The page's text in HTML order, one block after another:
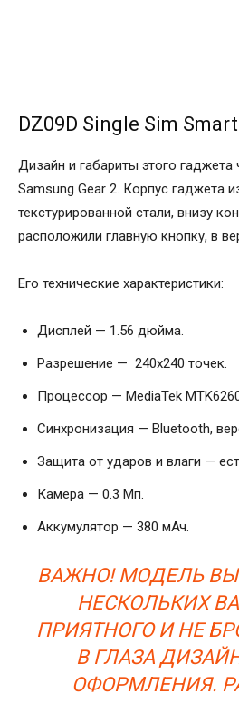
DZ09D Single Sim
Дизайн и габариты этого
Samsung Gear 2. Корпус гаджета
текстурированной стали, внизу
расположили главную кнопку, в
Его технические характеристики:
Дисплей — 1.56 дюйма.
Разрешение — 240х240 точек.
Процессор — MediaTek
Синхронизация — Bluetooth,
Защита от ударов и влаги —
Камера — 0.3 Мп.
Аккумулятор — 380 мАч.
ВАЖНО! МОДЕЛЬ
НЕСКОЛЬКИХ
ПРИЯТНОГО И НЕ
В ГЛАЗА
ОФОРМЛЕНИЯ.